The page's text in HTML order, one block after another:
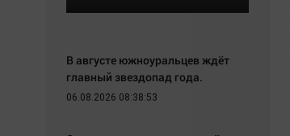
В августе южноуральцев ждёт
главный звездопад года.
06.08.2026 08:38:53